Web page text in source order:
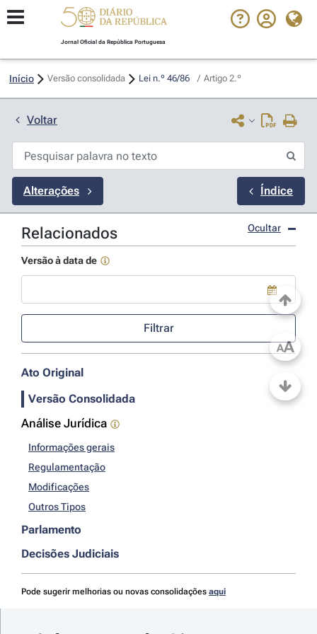
Jornal Oficial da República Portuguesa
Início Versão consolidada Lei n.º 46/86 / Artigo 2.º
Voltar
Alterações Índice
Relacionados Ocultar
Versão à data de
Use a tecla de seta para baixo para abrir o calendário; Use as
Filtrar
Ato Original
Versão Consolidada
Análise Jurídica
Informações gerais
Regulamentação
Modificações
Outros Tipos
Parlamento
Decisões Judiciais
Pode sugerir melhorias ou novas consolidações aqui
AA